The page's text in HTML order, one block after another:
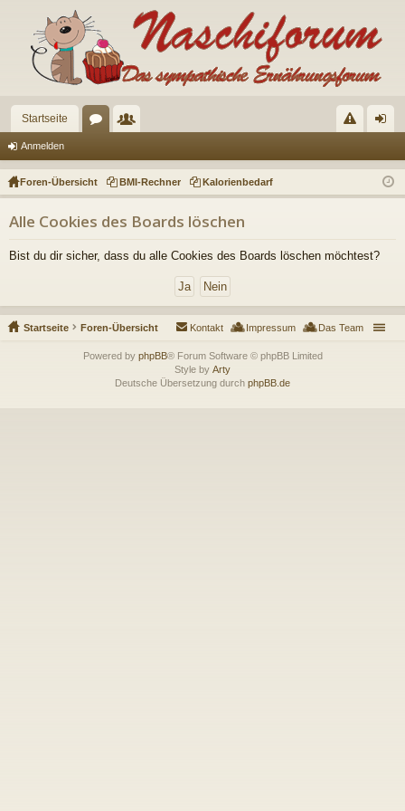
Startseite
en lie
de
r
el
n
m
el
Anmelden
Foren-Übersicht BMI-Rechner Kalorienbedarf
Alle Cookies des Boards löschen
Bist du dir sicher, dass du alle Cookies des Boards löschen möchtest?
Startseite Foren-Übersicht Das Team
Impressum
Kontakt
Powered by phpBB® Forum Software © phpBB Limited
Style by Arty
Deutsche Übersetzung durch phpBB.de